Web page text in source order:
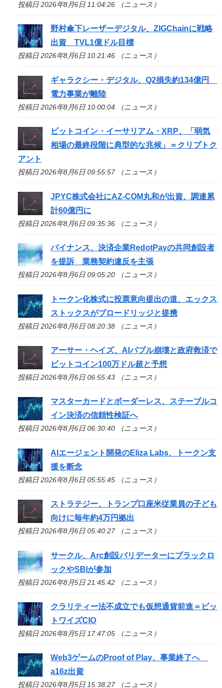
投稿日 2026年8月6日 11:04:26 （ニュース）
野村傘下レーザーデジタル、ZIGChainに戦略
出資 TVL1億ドル目標
投稿日 2026年8月6日 10:21:46 （ニュース）
ギャラクシー・デジタル、Q2損失約134億円
電力事業が離陸
投稿日 2026年8月6日 10:00:04 （ニュース）
ビットコイン・イーサリアム・XRP、「弱気
相場の最終段階に典型的な兆候」＝クリプトク
アント
投稿日 2026年8月6日 09:55:57 （ニュース）
JPYC株式会社にAZ-COM丸和が出資、調達累
計60億円に
投稿日 2026年8月6日 09:35:36 （ニュース）
バイナンス、決済企業RedotPayの共同創設者
を提訴 業務契約違反を主張
投稿日 2026年8月6日 09:05:20 （ニュース）
トークン化株式に投票意向提出の道、エックス
ストックスがブロードリッジと提携
投稿日 2026年8月6日 08:20:38 （ニュース）
アーサー・ヘイズ、AIバブル崩壊と政府救済で
ビットコイン100万ドル超と予想
投稿日 2026年8月6日 06:55:43 （ニュース）
マスターカードとボーダーレス、ステーブルコ
イン決済の信頼性検証へ
投稿日 2026年8月6日 06:30:40 （ニュース）
AIエージェント開発のEliza Labs、トークン支
援を断念
投稿日 2026年8月6日 05:55:45 （ニュース）
ストラテジー、トランプ口座米従業員の子ども
向けに毎年約4万円拠出
投稿日 2026年8月6日 05:40:27 （ニュース）
サークル、Arc創設バリデーターにブラックロ
ックやSBIが参加
投稿日 2026年8月5日 21:45:42 （ニュース）
クラリティー法不成立でも仮想通貨前進＝ビッ
トワイズCIO
投稿日 2026年8月5日 17:47:05 （ニュース）
Web3ゲームのProof of Play、事業終了へ
a16z出資
投稿日 2026年8月5日 15:38:27 （ニュース）